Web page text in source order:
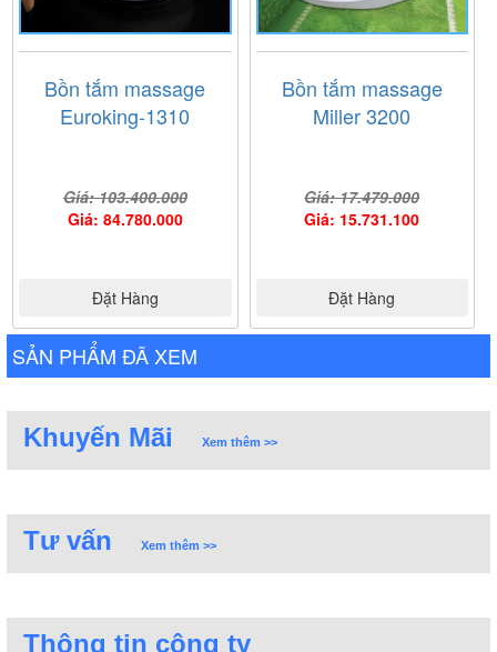
Bồn tắm massage
Euroking-1310
Giá: 103.400.000
Giá: 84.780.000
Đặt Hàng
Bồn tắm massage
Miller 3200
Giá: 17.479.000
Giá: 15.731.100
Đặt Hàng
SẢN PHẨM ĐÃ XEM
Khuyến Mãi Xem thêm >>
Tư vấn Xem thêm >>
Thông tin công ty